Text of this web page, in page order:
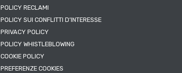
POLICY RECLAMI
POLICY SUI CONFLITTI D’INTERESSE
PRIVACY POLICY
POLICY WHISTLEBLOWING
COOKIE POLICY
PREFERENZE COOKIES